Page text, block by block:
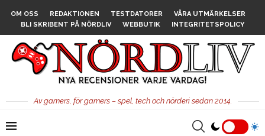
OM OSS REDAKTIONEN TESTDATORER
VÅRA UTMÄRKELSER
BLI SKRIBENT PÅ NÖRDLIV
WEBBUTIK INTEGRITETSPOLICY
Av gamers, för gamers – spel, tech och nörderi sedan 2014.